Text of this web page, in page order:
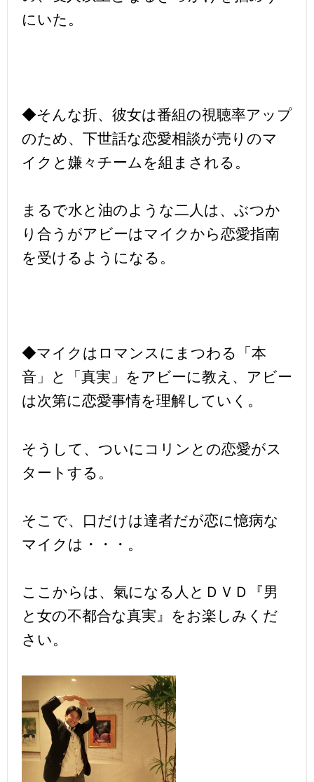
にいた。
◆そんな折、彼女は番組の視聴率アップ
のため、下世話な恋愛相談が売りのマ
イクと嫌々チームを組まされる。
まるで水と油のような二人は、ぶつか
り合うがアビーはマイクから恋愛指南
を受けるようになる。
◆マイクはロマンスにまつわる「本
音」と「真実」をアビーに教え、アビー
は次第に恋愛事情を理解していく。
そうして、ついにコリンとの恋愛がス
タートする。
そこで、口だけは達者だが恋に憶病な
マイクは・・・。
ここからは、氣になる人とＤＶＤ『男
と女の不都合な真実』をお楽しみくだ
さい。